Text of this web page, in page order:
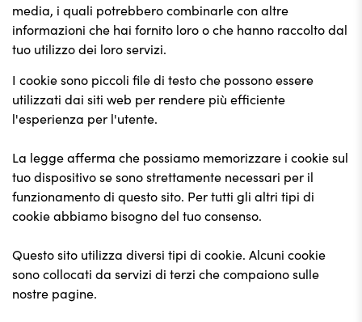
media, i quali potrebbero combinarle con altre
informazioni che hai fornito loro o che hanno raccolto dal
tuo utilizzo dei loro servizi.
I cookie sono piccoli file di testo che possono essere
utilizzati dai siti web per rendere più efficiente
l'esperienza per l'utente.
La legge afferma che possiamo memorizzare i cookie sul
tuo dispositivo se sono strettamente necessari per il
funzionamento di questo sito. Per tutti gli altri tipi di
cookie abbiamo bisogno del tuo consenso.
Questo sito utilizza diversi tipi di cookie. Alcuni cookie
sono collocati da servizi di terzi che compaiono sulle
nostre pagine.